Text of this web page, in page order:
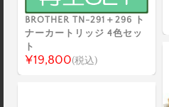
BROTHER TN-291＋296 ト
ナーカートリッジ 4色セッ
ト
¥19,800(税込)